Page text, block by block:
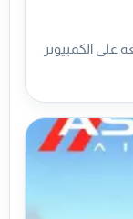
على الكمبيوتر